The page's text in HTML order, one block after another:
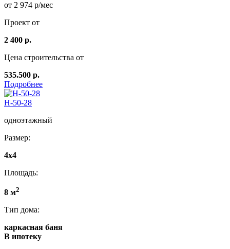
от 2 974 р/мес
Проект от
2 400 р.
Цена строительства от
535.500 р.
Подробнее
Н-50-28
одноэтажный
Размер:
4x4
Площадь:
8 м2
Тип дома:
каркасная баня
В ипотеку